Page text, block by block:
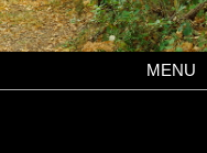
MENU